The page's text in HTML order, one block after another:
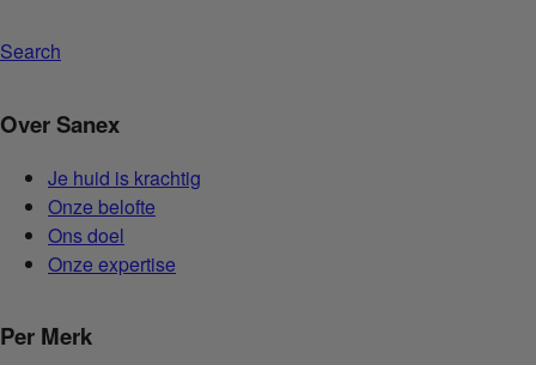
Search
Over Sanex
Je huid is krachtig
Onze belofte
Ons doel
Onze expertise
Per Merk